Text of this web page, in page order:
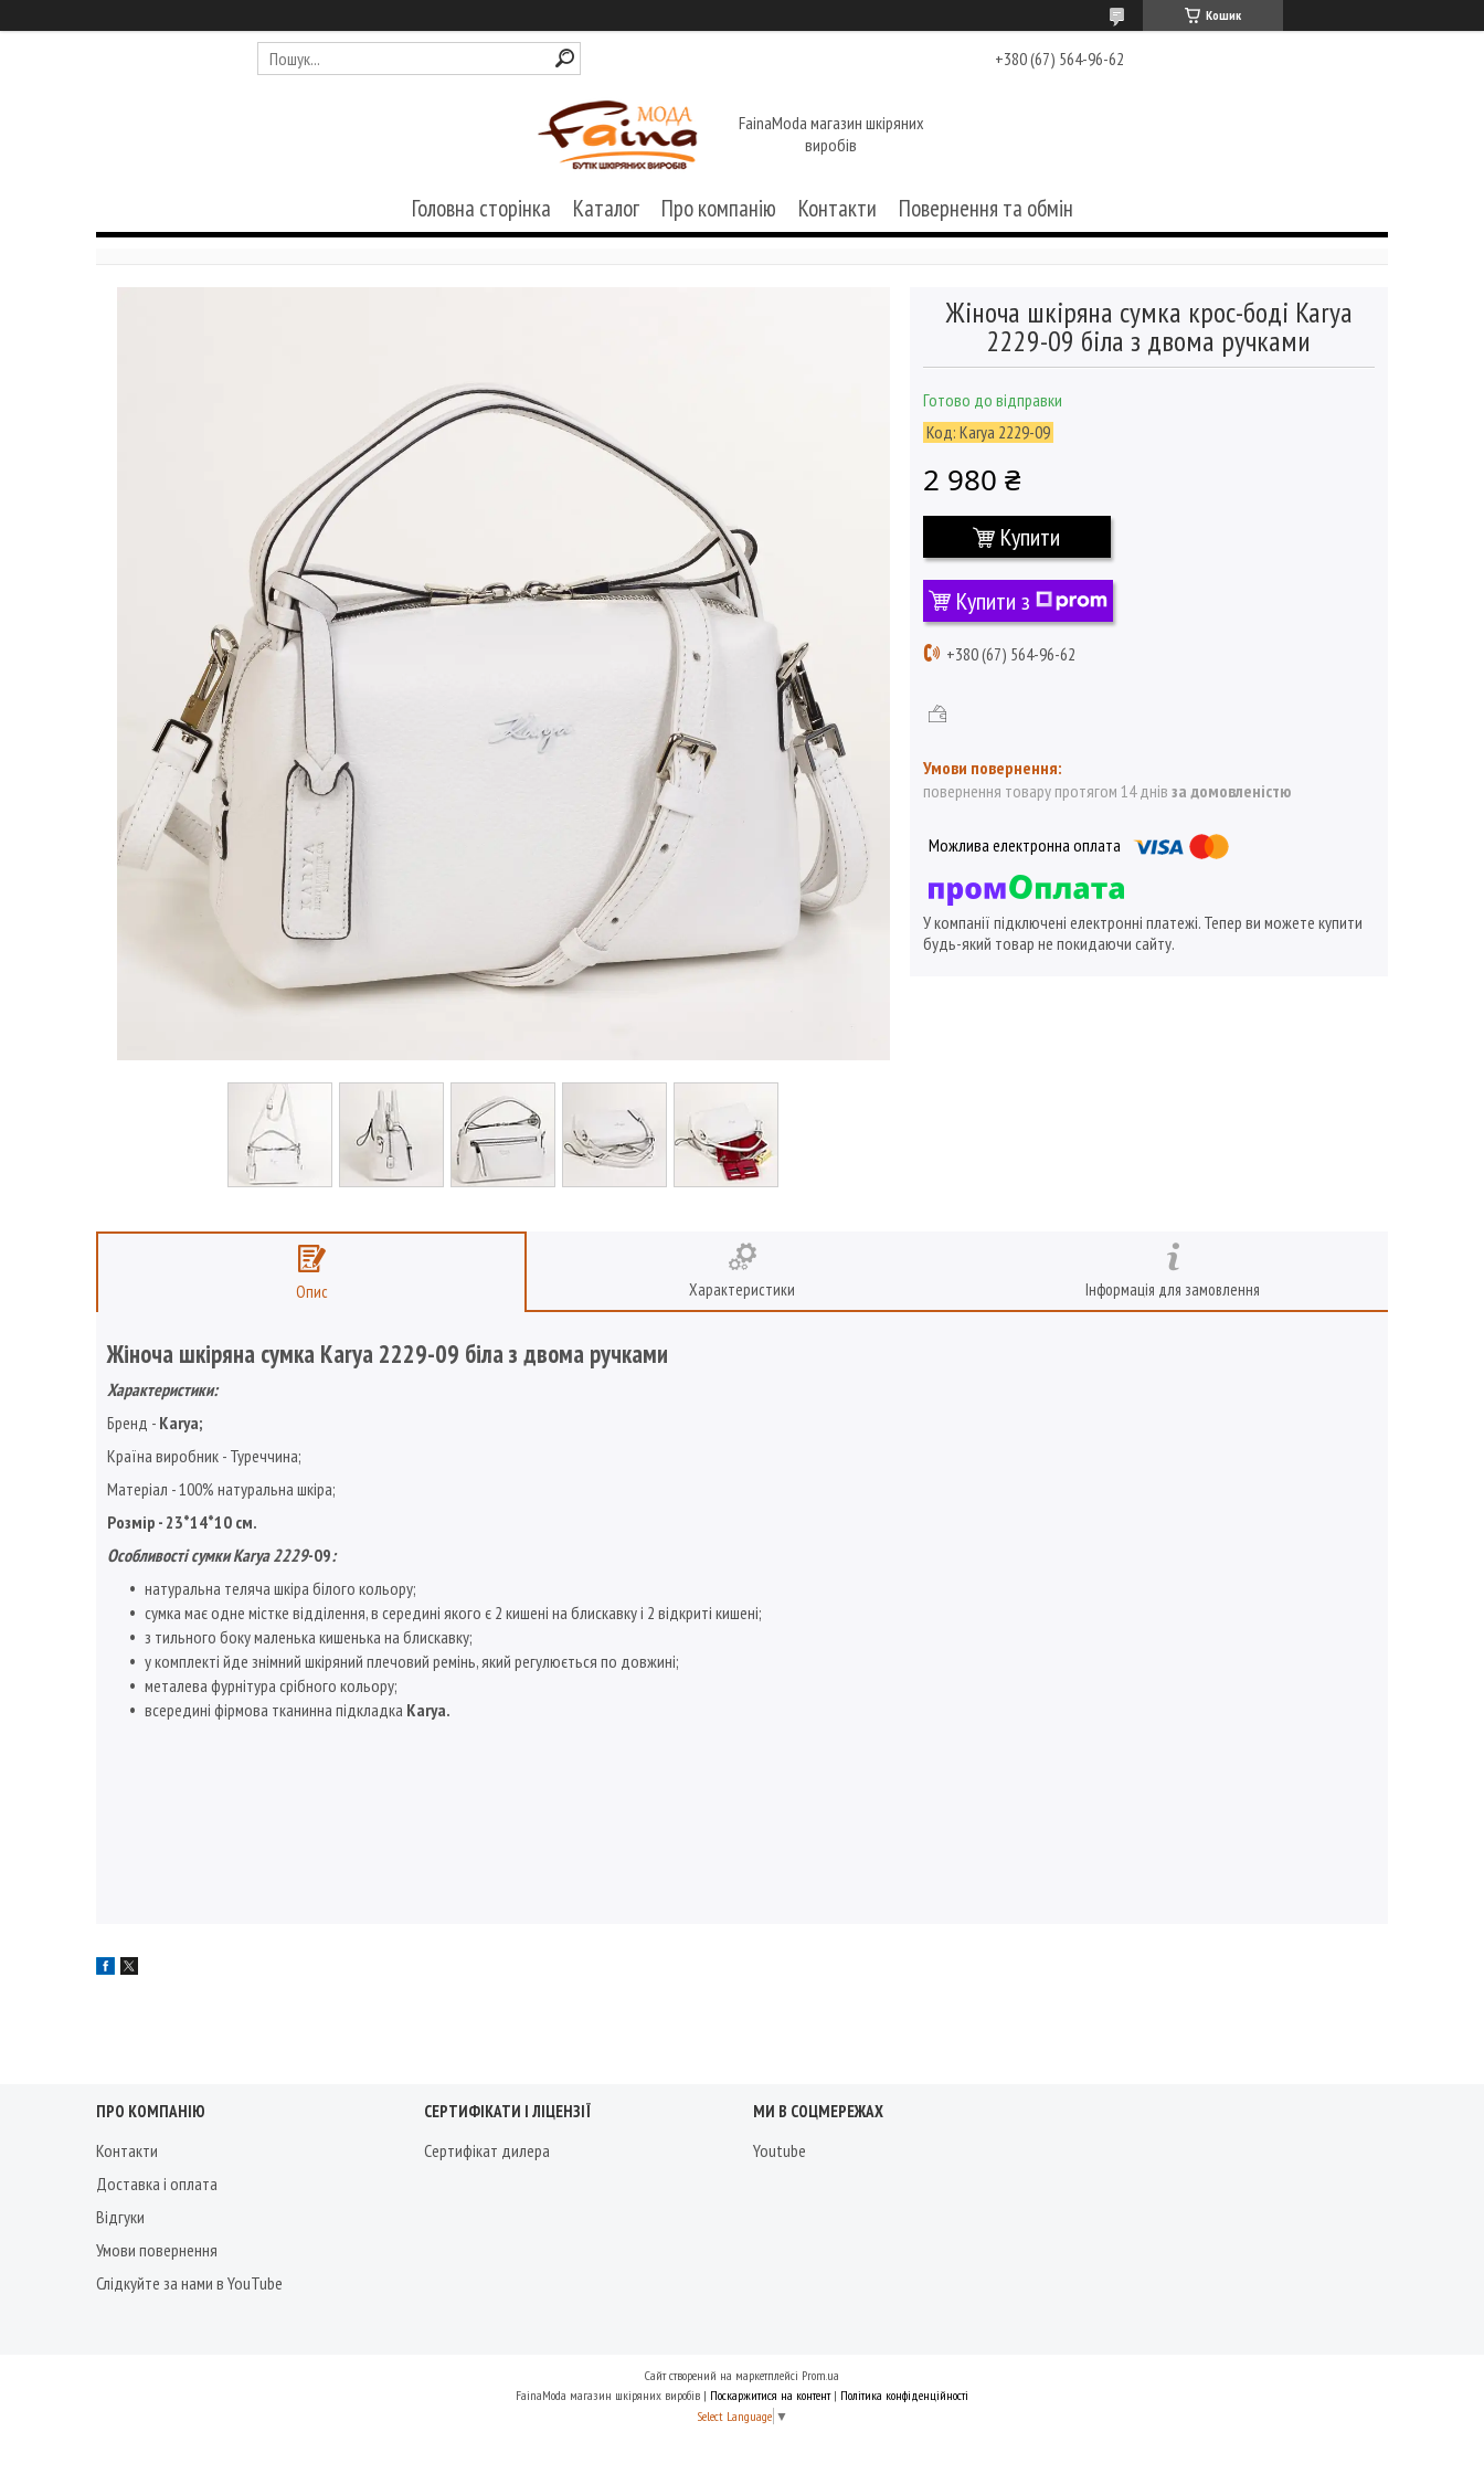
Кошик
+380 (67) 564-96-62
FainaModa магазин шкіряних
виробів
Головна сторінка Каталог Про компанію Контакти Повернення та обмін
Жіноча шкіряна сумка крос-боді Karya
2229-09 біла з двома ручками
Готово до відправки
Код: Karya 2229-09
2 980 ₴
Купити
Купити з
+380 (67) 564-96-62
повернення товару протягом 14 днів за домовленістю
У компанії підключені електронні платежі. Тепер ви можете купити
будь-який товар не покидаючи сайту.
Опис Характеристики Інформація для замовлення
Жіноча шкіряна сумка Karya 2229-09 біла з двома ручками
Характеристики:
Бренд - Karya;
Країна виробник - Туреччина;
Матеріал - 100% натуральна шкіра;
Розмір - 23*14*10 см.
Особливості сумки Karya 2229-09:
натуральна теляча шкіра білого кольору;
сумка має одне містке відділення, в середині якого є 2 кишені на блискавку і 2 відкриті кишені;
з тильного боку маленька кишенька на блискавку;
у комплекті йде знімний шкіряний плечовий ремінь, який регулюється по довжині;
металева фурнітура срібного кольору;
всередині фірмова тканинна підкладка Karya.
ПРО КОМПАНІЮ
Контакти
Доставка і оплата
Відгуки
Умови повернення
Слідкуйте за нами в YouTube
СЕРТИФІКАТИ І ЛІЦЕНЗІЇ
Сертифікат дилера
МИ В СОЦМЕРЕЖАХ
Youtube
Сайт створений на маркетплейсі Prom.ua
FainaModa магазин шкіряних виробів | Поскаржитися на контент | Політика конфіденційності
Select Language ▼